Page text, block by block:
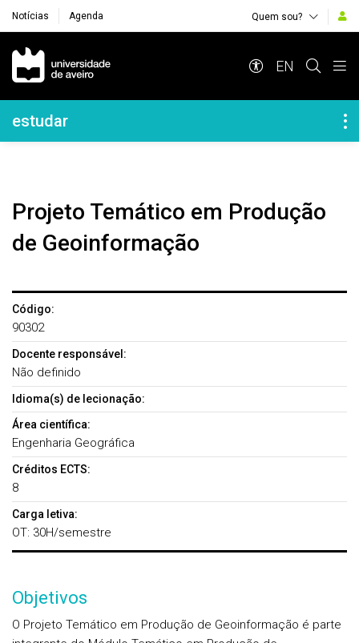
Notícias Agenda Quem sou?
Navegação Principal
EN
Navegação Lateral
estudar
Projeto Temático em Produção
de Geoinformação
Código:
90302
Docente responsável:
Não definido
Idioma(s) de lecionação:
Área científica:
Engenharia Geográfica
Créditos ECTS:
8
Carga letiva:
OT: 30H/semestre
Objetivos
O Projeto Temático em Produção de Geoinformação é parte